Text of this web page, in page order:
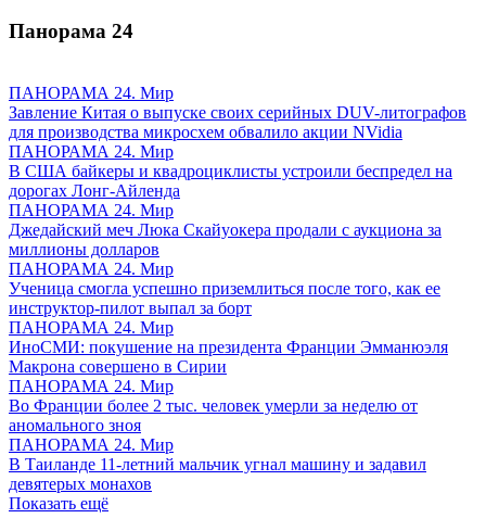
Панорама 24
ПАНОРАМА 24. Мир
Завление Китая о выпуске своих серийных DUV-литографов
для производства микросхем обвалило акции NVidia
ПАНОРАМА 24. Мир
В США байкеры и квадроциклисты устроили беспредел на
дорогах Лонг-Айленда
ПАНОРАМА 24. Мир
Джедайский меч Люка Скайуокера продали с аукциона за
миллионы долларов
ПАНОРАМА 24. Мир
Ученица смогла успешно приземлиться после того, как ее
инструктор-пилот выпал за борт
ПАНОРАМА 24. Мир
ИноСМИ: покушение на президента Франции Эмманюэля
Макрона совершено в Сирии
ПАНОРАМА 24. Мир
Во Франции более 2 тыс. человек умерли за неделю от
аномального зноя
ПАНОРАМА 24. Мир
В Таиланде 11-летний мальчик угнал машину и задавил
девятерых монахов
Показать ещё